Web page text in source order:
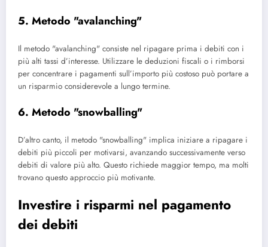
5. Metodo "avalanching"
Il metodo "avalanching" consiste nel ripagare prima i debiti con i
più alti tassi d’interesse. Utilizzare le deduzioni fiscali o i rimborsi
per concentrare i pagamenti sull’importo più costoso può portare a
un risparmio considerevole a lungo termine.
6. Metodo "snowballing"
D’altro canto, il metodo "snowballing" implica iniziare a ripagare i
debiti più piccoli per motivarsi, avanzando successivamente verso
debiti di valore più alto. Questo richiede maggior tempo, ma molti
trovano questo approccio più motivante.
Investire i risparmi nel pagamento
dei debiti